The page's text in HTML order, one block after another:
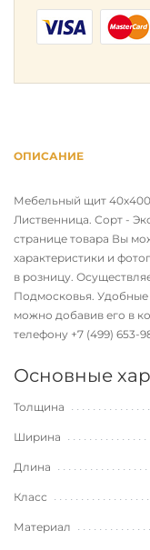
ОПИСАНИЕ
Мебельный щит
Лиственница. Сорт -
странице товара Вы
характеристики и
в розницу.
Подмосковья. Удобные
можно добавив его в
телефону +7 (499) 653-
Основные
Толщина
Ширина
Длина
Класс
Материал